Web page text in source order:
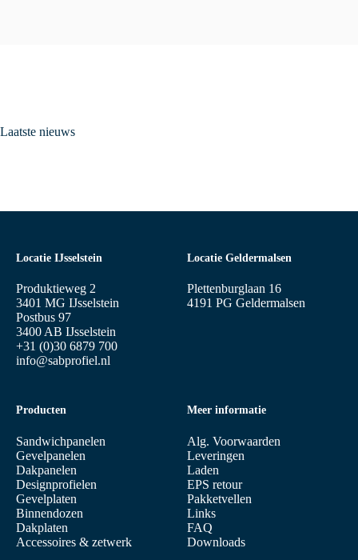
Laatste nieuws
Locatie IJsselstein
Produktieweg 2
3401 MG IJsselstein
Postbus 97
3400 AB IJsselstein
+31 (0)30 6879 700
info@sabprofiel.nl
Producten
Sandwichpanelen
Gevelpanelen
Dakpanelen
Designprofielen
Gevelplaten
Binnendozen
Dakplaten
Accessoires & zetwerk
Meer informatie
Alg. Voorwaarden
Leveringen
Laden
EPS retour
Pakketvellen
Links
FAQ
Downloads
Locatie Geldermalsen
Plettenburglaan 16
4191 PG Geldermalsen